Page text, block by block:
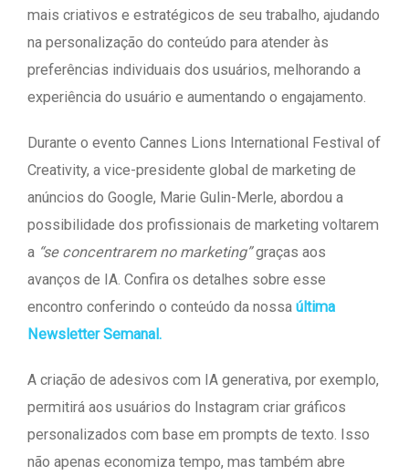
mais criativos e estratégicos de seu trabalho, ajudando
na personalização do conteúdo para atender às
preferências individuais dos usuários, melhorando a
experiência do usuário e aumentando o engajamento.
Durante o evento Cannes Lions International Festival of
Creativity, a vice-presidente global de marketing de
anúncios do Google, Marie Gulin-Merle, abordou a
possibilidade dos profissionais de marketing voltarem
a “se concentrarem no marketing”graças aos
avanços de IA. Confira os detalhes sobre esse
encontro conferindo o conteúdo da nossa última
Newsletter Semanal.
A criação de adesivos com IA generativa, por exemplo,
permitirá aos usuários do Instagram criar gráficos
personalizados com base em prompts de texto. Isso
não apenas economiza tempo, mas também abre